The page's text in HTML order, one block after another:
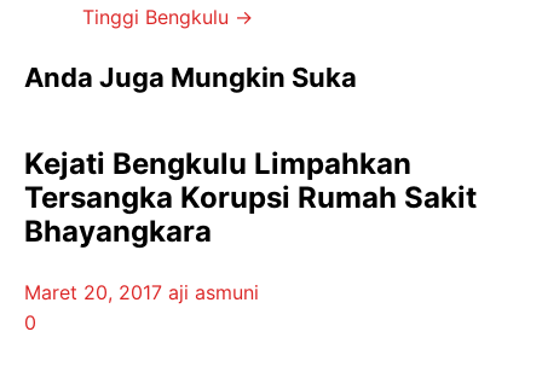
Tinggi Bengkulu →
Anda Juga Mungkin Suka
Kejati Bengkulu Limpahkan
Tersangka Korupsi Rumah Sakit
Bhayangkara
Maret 20, 2017 aji asmuni
0